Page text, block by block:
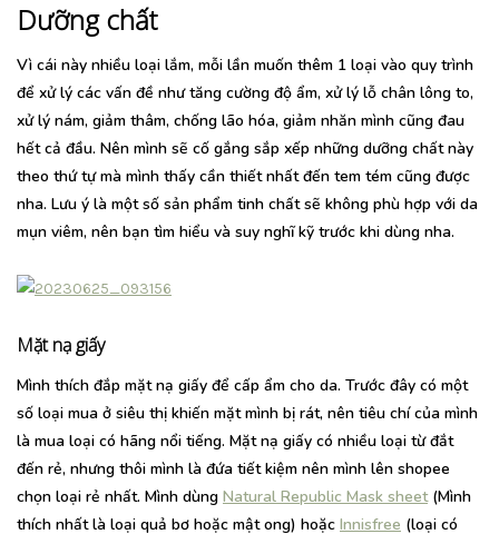
Dưỡng chất
Vì cái này nhiều loại lắm, mỗi lần muốn thêm 1 loại vào quy trình
để xử lý các vấn đề như tăng cường độ ẩm, xử lý lỗ chân lông to,
xử lý nám, giảm thâm, chống lão hóa, giảm nhăn mình cũng đau
hết cả đầu. Nên mình sẽ cố gắng sắp xếp những dưỡng chất này
theo thứ tự mà mình thấy cần thiết nhất đến tem tém cũng được
nha. Lưu ý là một số sản phẩm tinh chất sẽ không phù hợp với da
mụn viêm, nên bạn tìm hiểu và suy nghĩ kỹ trước khi dùng nha.
Mặt nạ giấy
Mình thích đắp mặt nạ giấy để cấp ẩm cho da. Trước đây có một
số loại mua ở siêu thị khiến mặt mình bị rát, nên tiêu chí của mình
là mua loại có hãng nổi tiếng. Mặt nạ giấy có nhiều loại từ đắt
đến rẻ, nhưng thôi mình là đứa tiết kiệm nên mình lên shopee
chọn loại rẻ nhất. Mình dùng Natural Republic Mask sheet(Mình
thích nhất là loại quả bơ hoặc mật ong) hoặc Innisfree (loại có